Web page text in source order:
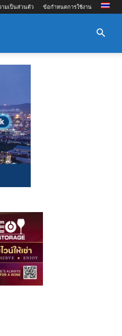
ามเป็นส่วนตัว ข้อกำหนดการใช้งาน